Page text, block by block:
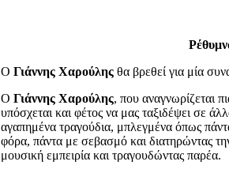
Ο Γιάννης Χαρούλης θα βρεθεί για μία
Ο Γιάννης Χαρούλης, που αναγνωρίζεται
υπόσχεται και φέτος να μας ταξιδέψει σε
αγαπημένα τραγούδια, μπλεγμένα όπως
φόρα, πάντα με σεβασμό και διατηρώντας
μουσική εμπειρία και τραγουδώντας παρέα.